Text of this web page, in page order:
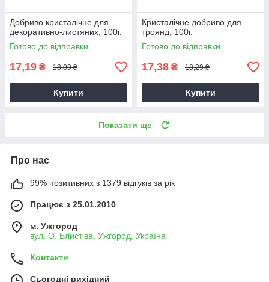
Добриво кристалічне для
декоративно-листяних, 100г.
Готово до відправки
17,19 ₴ 18,09 ₴
Купити
Кристалічне добриво для
троянд, 100г.
Готово до відправки
17,38 ₴ 18,29 ₴
Купити
Показати ще
Про нас
99% позитивних з 1379 відгуків за рік
Працює з 25.01.2010
м. Ужгород
вул. О. Блистіва, Ужгород, Україна
Контакти
Сьогодні вихідний